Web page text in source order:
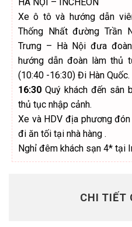
Xe ô tô và hướng dẫn
Thống Nhất đường Trần
Trưng – Hà Nội đưa
hướng dẫn đoàn làm thủ
(10:40 -16:30) Đi Hàn Quốc.
16:30 Quý khách đến sân
thủ tục nhập cảnh.
Xe và HDV địa phương
đi ăn tối tại nhà hàng .
Nghỉ đêm khách sạn 4* tại
CHI TIẾT